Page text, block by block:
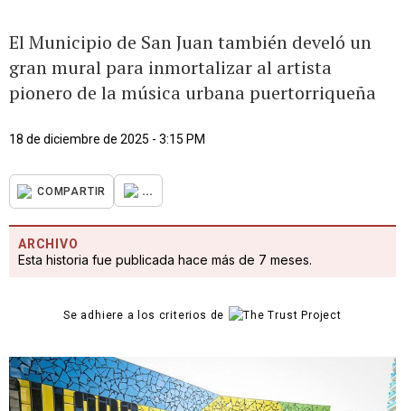
El Municipio de San Juan también develó un
gran mural para inmortalizar al artista
pionero de la música urbana puertorriqueña
18 de diciembre de 2025 - 3:15 PM
COMPARTIR ...
ARCHIVO
Esta historia fue publicada hace más de 7 meses.
Se adhiere a los criterios de